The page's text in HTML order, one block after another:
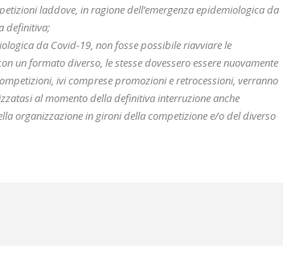
laddove, in ragione dell’emergenza epidemiologica da
definitiva;
da Covid-19, non fosse possibile riavviare le
un formato diverso, le stesse dovessero essere nuovamente
ivi comprese promozioni e retrocessioni, verranno
al momento della definitiva interruzione anche
organizzazione in gironi della competizione e/o del diverso